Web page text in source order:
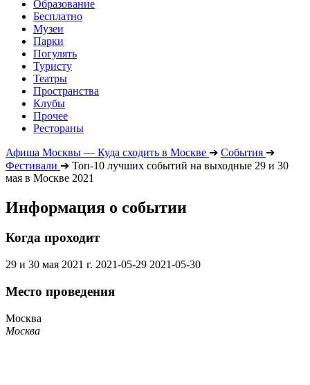
Образование
Бесплатно
Музеи
Парки
Погулять
Туристу
Театры
Пространства
Клубы
Прочее
Рестораны
Афиша Москвы — Куда сходить в Москве ➔ События ➔
Фестивали ➔ Топ-10 лучших событий на выходные 29 и 30
мая в Москве 2021
Информация о событии
Когда проходит
29 и 30 мая 2021 г. 2021-05-29 2021-05-30
Место проведения
Москва
Москва